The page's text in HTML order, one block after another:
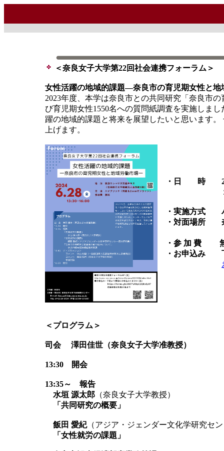
＜奈良女子大学第22回社会連携フォーラム＞
女性活躍の地域的課題―奈良市の育児期女性と
2023年度、本学は奈良市との共同研究「奈良市
び育児期女性1550名への質問紙調査を実施しま
躍の地域的課題と将来を展望したいと思います
上げます。
・日 時
１３
・実施方式
・対面場所
・参 加 費
・お申込み
＜プログラム＞
司会 澤田佳世（奈良女子大学准教授）
13:30 開会
13:35～ 報告
水垣 源太郎 （奈良女子大学教授）
「共同研究の概要」
飯田 愛紀（アジア・ジェンダー文化学研究セ
「女性就労の課題」